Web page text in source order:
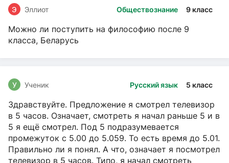
Обществознание 9 класс
Э Эллиот
Можно ли поступить на философию после 9
класса, Беларусь
Русский язык 5 класс
У Ученик
Здравствуйте. Предложение я смотрел телевизор
в 5 часов. Означает, смотреть я начал раньше 5 и в
5 я ещё смотрел. Под 5 подразумевается
промежуток с 5.00 до 5.059. То есть время до 5.01.
Правильно ли я понял. А что, означает я посмотрел
телевизор в 5 часов. Типо, я начал смотреть